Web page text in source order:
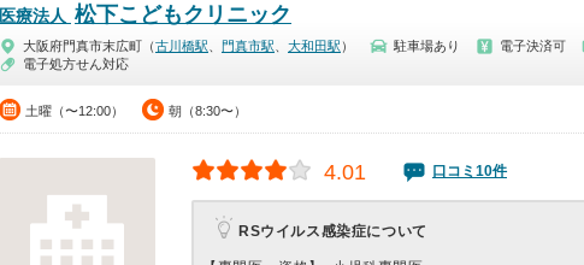
医療法人 松下こどもクリニック
大阪府門真市末広町（古川橋駅 門真市駅 大和田駅 ） 駐車場あり 電子決済可
電子処方せん対応
土曜（〜12:00） 朝（8:30〜）
4.01 口コミ10件
RSウイルス感染症について